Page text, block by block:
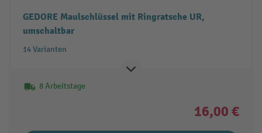
GEDORE Maulschlüssel mit Ringratsche UR,
umschaltbar
14 Varianten
8 Arbeitstage
16,00 €